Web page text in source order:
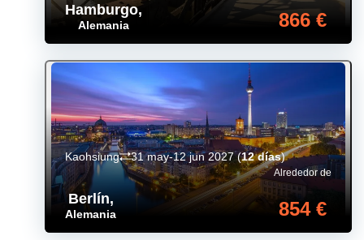
Hamburgo,
Alemania 866 €
Berlín,
Alemania
Alrededor de
854 €
Kaohsiung 31 may-12 jun 2027(12 días)